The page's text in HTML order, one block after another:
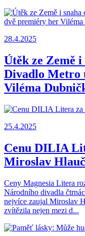
28.4.2025
Útěk ze Země
Divadlo Metro
Viléma
25.4.2025
Cenu DILIA
Miroslav
Ceny Magnesia Litera
Národního divadla
nejvíce zaujal Miroslav
zvítězila nejen mezi d...